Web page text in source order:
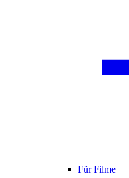
Für Filme